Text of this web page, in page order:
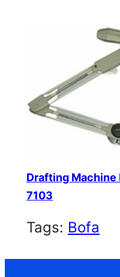
Drafting Machine
7103
Tags: Bofa